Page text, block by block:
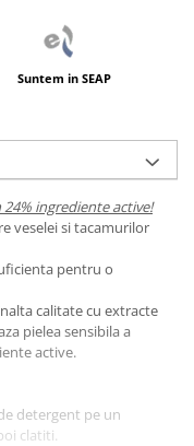
Suntem in SEAP
ingrediente active!
veselei si tacamurilor
pentru o
calitate cu extracte
pielea sensibila a
active.
detergent pe un
clatiti.